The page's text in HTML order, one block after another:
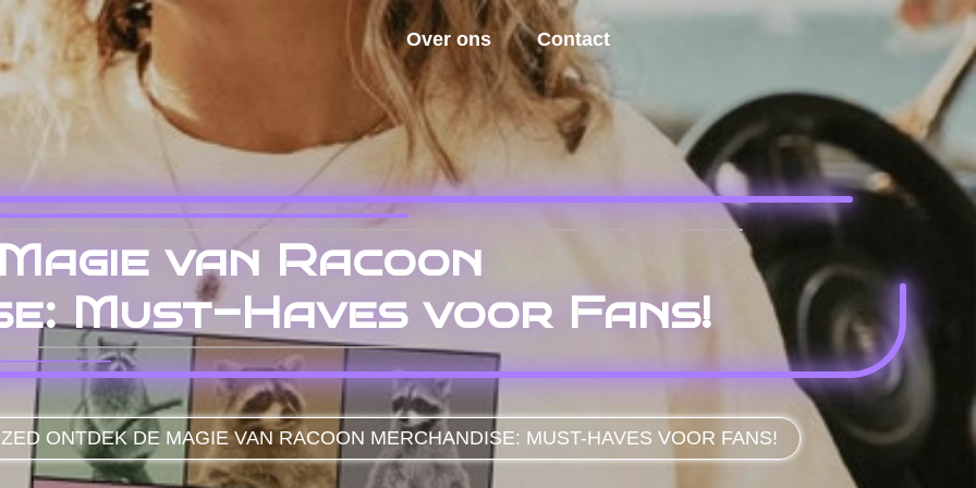
Over ons Contact
van Racoon
Must-Haves voor Fans!
ONTDEK DE MAGIE VAN RACOON MERCHANDISE: MUST-HAVES VOOR FANS!